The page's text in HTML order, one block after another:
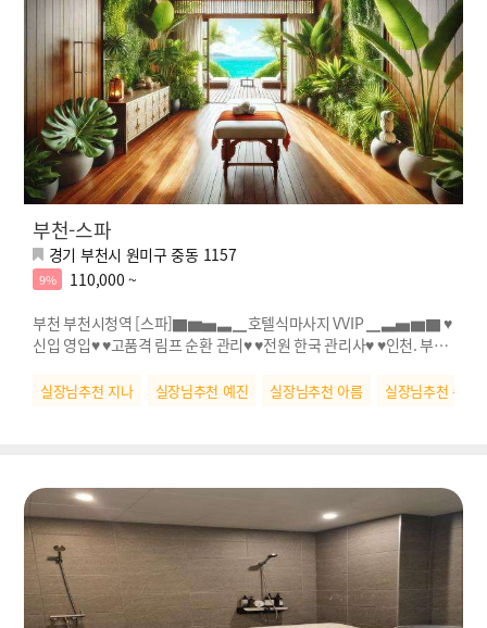
부천-스파
경기 부천시 원미구 중동 1157
9%
110,000 ~
부천 부천시청역 [스파]▇▆▅▃▁호텔식마사지 VVIP ▁▃▅▆▇ ♥
신입 영입♥ ♥고품격 림프 순환 관리♥ ♥전원 한국 관리사♥ ♥인천. 부천
실장님추천 지나 실장님추천 예진 실장님추천 아름 실장님추천 수연